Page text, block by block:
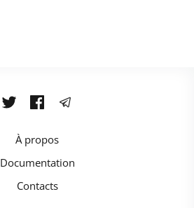
À propos
Documentation
Contacts